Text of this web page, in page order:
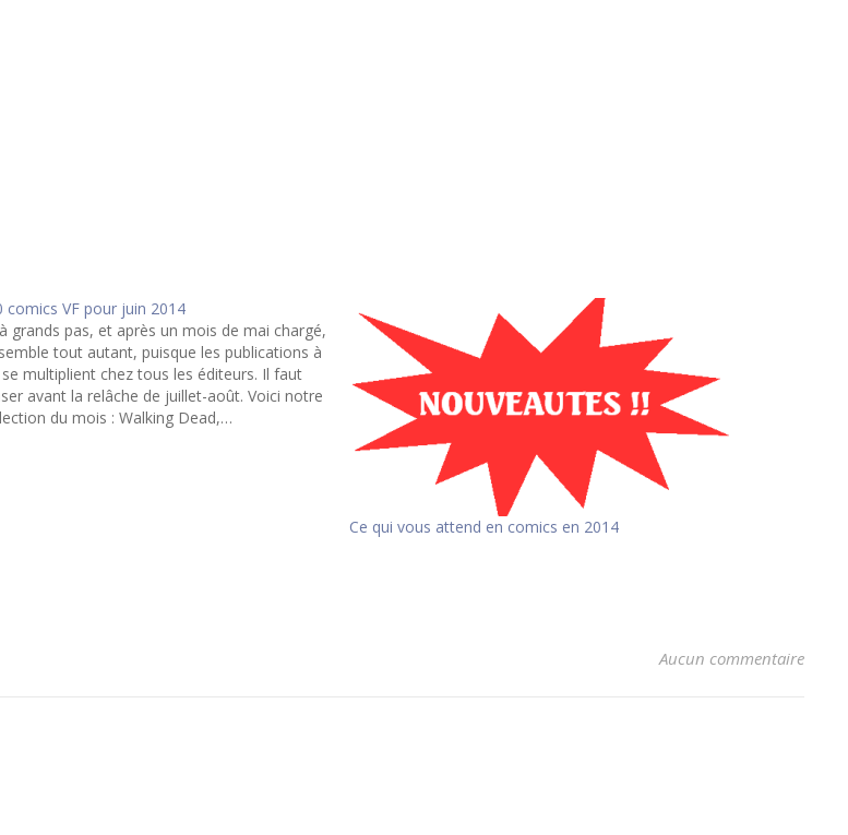
comics VF pour juin 2014
grands pas, et après un mois de mai chargé,
tout autant, puisque les publications à
multiplient chez tous les éditeurs. Il faut
avant la relâche de juillet-août. Voici notre
du mois : Walking Dead,…
Ce qui vous attend en comics en 2014
Aucun commentaire